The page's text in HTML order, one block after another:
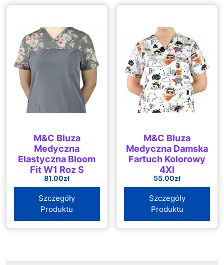
M&C Bluza
Medyczna
Elastyczna Bloom
Fit W1 Roz S
81.00zł
Szczegóły
Produktu
M&C Bluza
Medyczna Damska
Fartuch Kolorowy
4Xl
55.00zł
Szczegóły
Produktu